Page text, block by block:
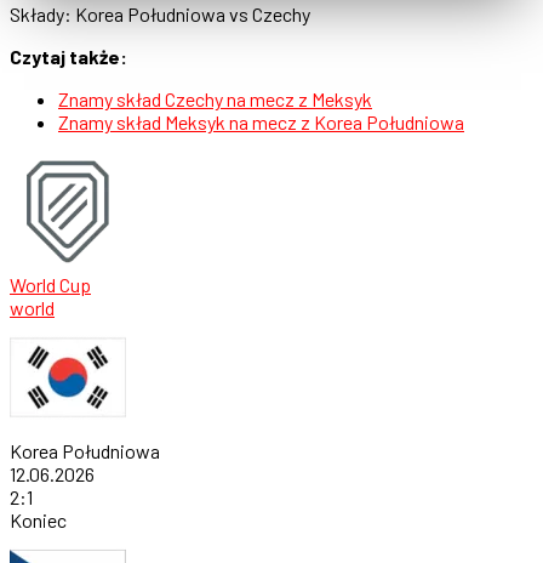
Składy: Korea Południowa vs Czechy
Czytaj także:
Znamy skład Czechy na mecz z Meksyk
Znamy skład Meksyk na mecz z Korea Południowa
World Cup
world
Korea Południowa
12.06.2026
2:1
Koniec